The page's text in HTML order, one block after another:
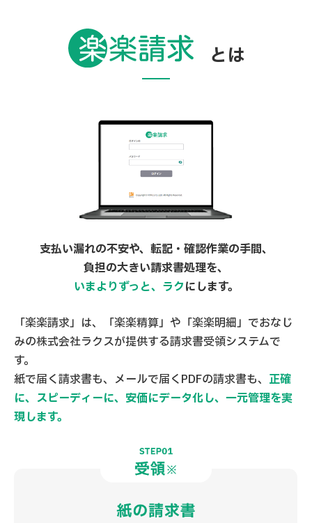
とは
支払い漏れの不安や、転記・確認作業の手間、
負担の大きい請求書処理を、
いまよりずっと、ラクにします。
「楽楽請求」は、「楽楽精算」や「楽楽明細」でおなじ
みの株式会社ラクスが提供する請求書受領システムで
す。
紙で届く請求書も、メールで届くPDFの請求書も、 正確
に、スピーディーに、安価にデータ化し、一元管理を実
現します。